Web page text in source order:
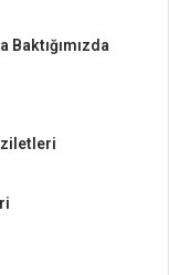
Baktığımızda